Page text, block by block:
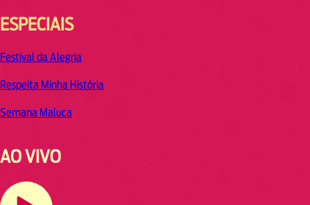
ESPECIAIS
Festival da Alegria
Respeita Minha História
Semana Maluca
AO VIVO